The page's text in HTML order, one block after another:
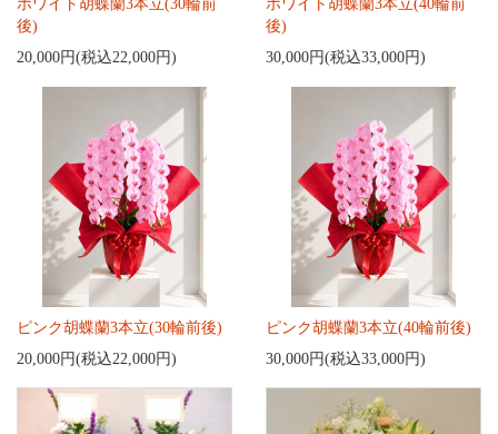
ホワイト胡蝶蘭3本立(30輪前
後)
20,000円(税込22,000円)
ホワイト胡蝶蘭3本立(40輪前
後)
30,000円(税込33,000円)
ピンク胡蝶蘭3本立(30輪前後)
20,000円(税込22,000円)
ピンク胡蝶蘭3本立(40輪前後)
30,000円(税込33,000円)